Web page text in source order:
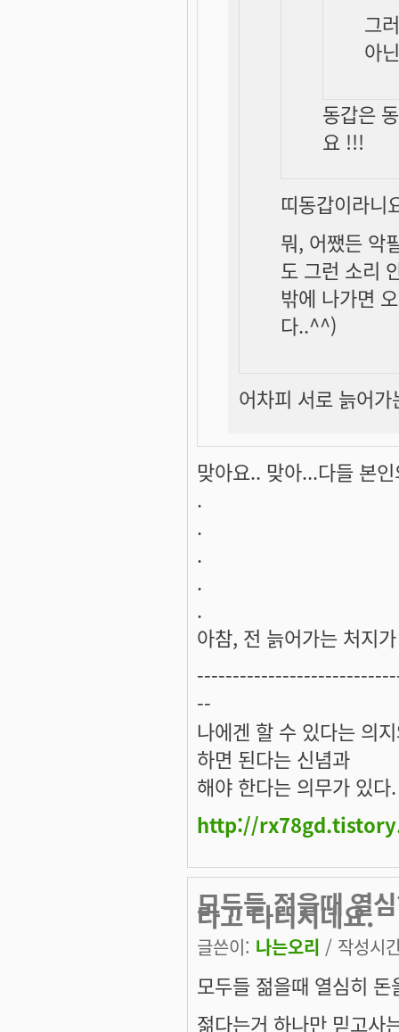
그
아
동갑은
요 !!!
띠동갑이라
뭐, 어쨌든 악
도 그런 소리
밖에 나가면
다..^^)
어차피 서로 늙어
맞아요.. 맞아...다들 본
.
.
.
.
.
아참, 전 늙어가는 처지
--
나에겐 할 수 있다는 의
하면 된다는 신념과
해야 한다는 의무가 있다.
http://
모두들 젊을때 열
타고 다니시네요.
글쓴이: 나는오리 / 작성시
모두들 젊을때 열심히
젊다는거 하나만 믿고사